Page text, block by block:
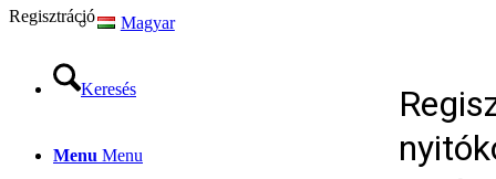
Magyar
Keresés
Menu Menu
Regisztráció